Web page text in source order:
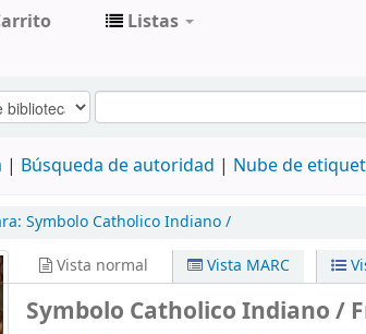
Listas
Búsqueda de autoridad Nube de
Symbolo Catholico Indiano /
Vista normal
Vista MARC
Symbolo Catholico Indiano /